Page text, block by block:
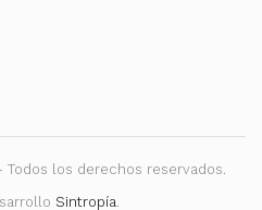
los derechos reservados.
Sintropía